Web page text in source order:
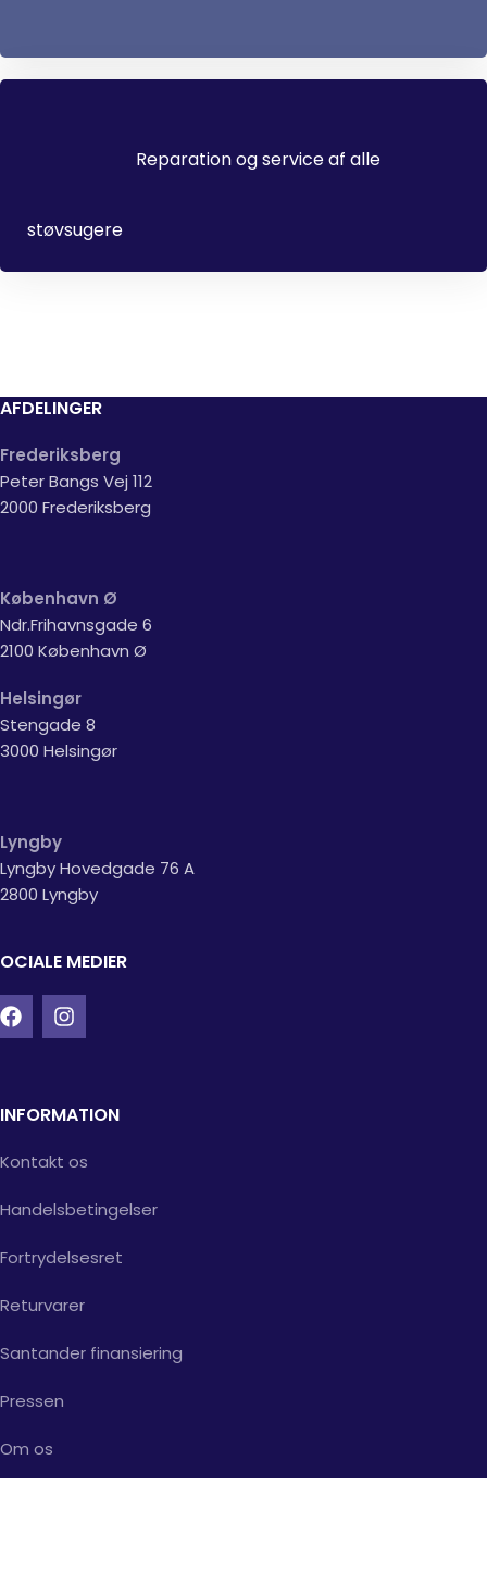
Reparation og service af alle
støvsugere
AFDELINGER
Frederiksberg
Peter Bangs Vej 112
2000 Frederiksberg
København Ø
Ndr.Frihavnsgade 6
2100 København Ø
Helsingør
Stengade 8
3000 Helsingør
Lyngby
Lyngby Hovedgade 76 A
2800 Lyngby
MEDIER
INFORMATION
Kontakt os
Handelsbetingelser
Fortrydelsesret
Returvarer
Santander finansiering
Pressen
Om os